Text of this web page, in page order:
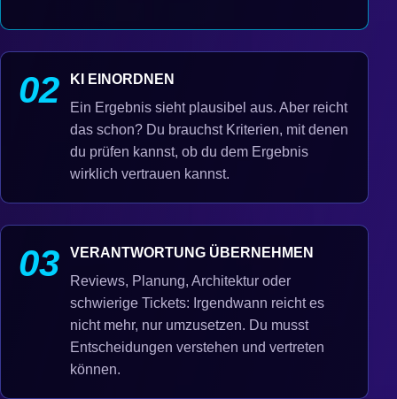
02
KI EINORDNEN
Ein Ergebnis sieht plausibel aus. Aber reicht
das schon? Du brauchst Kriterien, mit denen
du prüfen kannst, ob du dem Ergebnis
wirklich vertrauen kannst.
03
VERANTWORTUNG ÜBERNEHMEN
Reviews, Planung, Architektur oder
schwierige Tickets: Irgendwann reicht es
nicht mehr, nur umzusetzen. Du musst
Entscheidungen verstehen und vertreten
können.